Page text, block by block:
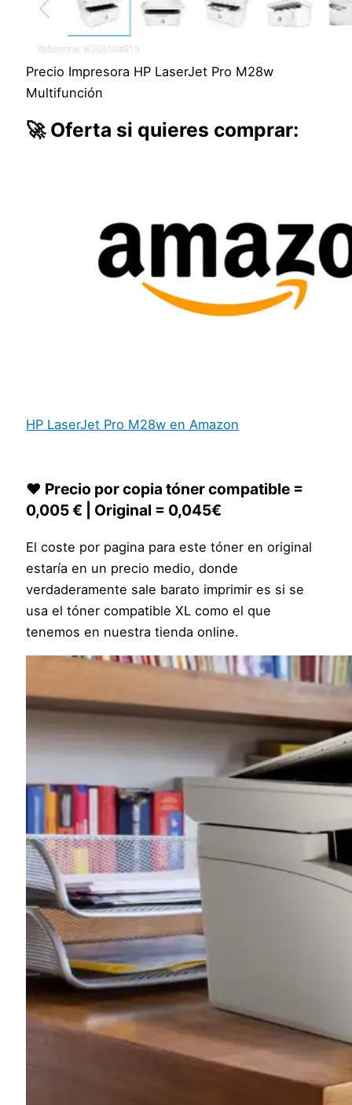
Precio Impresora HP LaserJet Pro M28w
Multifunción
🚀 Oferta si quieres comprar:
HP LaserJet Pro M28w en Amazon
❤️ Precio por copia tóner compatible =
0,005 € | Original = 0,045€
El coste por pagina para este tóner en original
estaría en un precio medio, donde
verdaderamente sale barato imprimir es si se
usa el tóner compatible XL como el que
tenemos en nuestra tienda online.